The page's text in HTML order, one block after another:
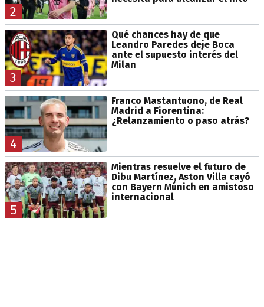
2
3
Qué chances hay de que
Leandro Paredes deje Boca
ante el supuesto interés del
Milan
4
Franco Mastantuono, de Real
Madrid a Fiorentina:
¿Relanzamiento o paso atrás?
5
Mientras resuelve el futuro de
Dibu Martínez, Aston Villa cayó
con Bayern Múnich en amistoso
internacional